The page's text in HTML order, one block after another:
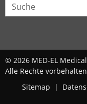
© 2026 MED-EL
Alle Rechte
Sitemap
|